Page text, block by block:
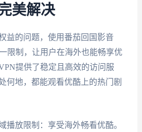
美解决
益的问题，使用番茄回国影音
限制，让用户在海外也能畅享优
提供了稳定且高效的访问服
何地，都能观看优酷上的热门剧
播放限制：享受海外畅看优酷。